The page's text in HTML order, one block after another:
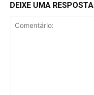
DEIXE UMA RESPOSTA